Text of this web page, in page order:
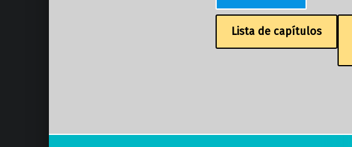
Lista de capítulos
Navegación de entradas